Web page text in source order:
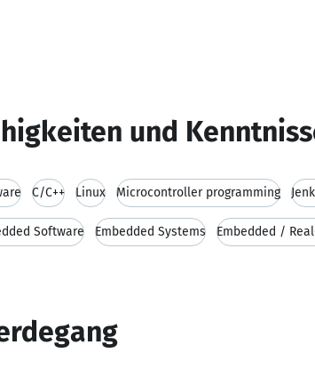
und
C/C++ Linux Microcontroller programming
Software Embedded Systems Embedded /